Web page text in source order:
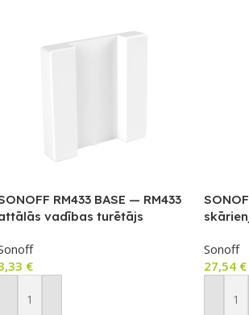
RM433 BASE — RM433
vadības turētājs
€
Pievienot Grozam
Sonoff
27,54 €